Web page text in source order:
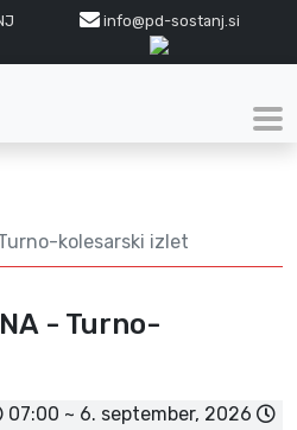
info@pd-sostanj.si
kolesarski izlet
- Turno-
07:00 ~ 6. september, 2026